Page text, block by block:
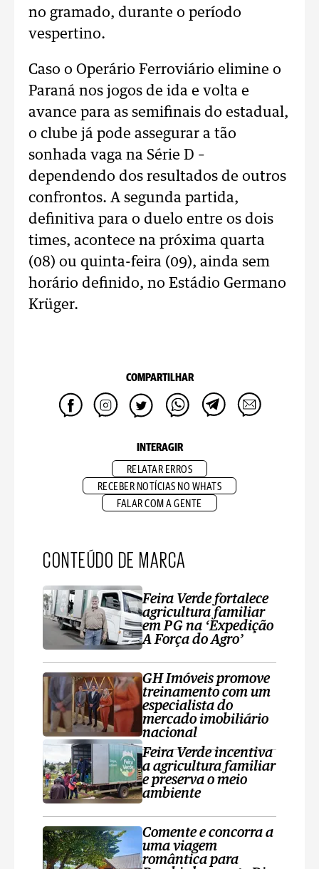
no gramado, durante o período
vespertino.
Caso o Operário Ferroviário elimine o
Paraná nos jogos de ida e volta e
avance para as semifinais do estadual,
o clube já pode assegurar a tão
sonhada vaga na Série D –
dependendo dos resultados de outros
confrontos. A segunda partida,
definitiva para o duelo entre os dois
times, acontece na próxima quarta
(08) ou quinta-feira (09), ainda sem
horário definido, no Estádio Germano
Krüger.
COMPARTILHAR
INTERAGIR
RELATAR ERROS
RECEBER NOTÍCIAS NO WHATS
FALAR COM A GENTE
CONTEÚDO DE MARCA
Feira Verde fortalece
agricultura familiar
em PG na ‘Expedição
A Força do Agro’
GH Imóveis promove
treinamento com um
especialista do
mercado imobiliário
nacional
Feira Verde incentiva
a agricultura familiar
e preserva o meio
ambiente
Comente e concorra a
uma viagem
romântica para